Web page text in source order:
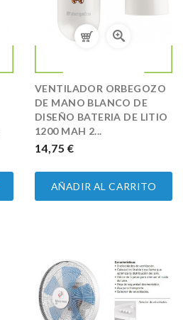
VENTILADOR ORBEGOZO
DE MANO BLANCO DE
DISEÑO BATERIA DE LITIO
1200 MAH 2...
PRECIO
14,75 €
AÑADIR AL CARRITO